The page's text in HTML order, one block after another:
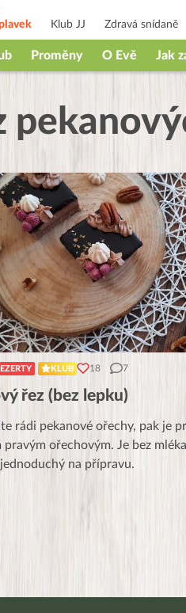
Klub JJ Zdravá snídaně
Proměny O Evě Jak
KLUB 18 7
řez (bez lepku)
rádi pekanové ořechy, pak je
ořechovým. Je bez
na přípravu.